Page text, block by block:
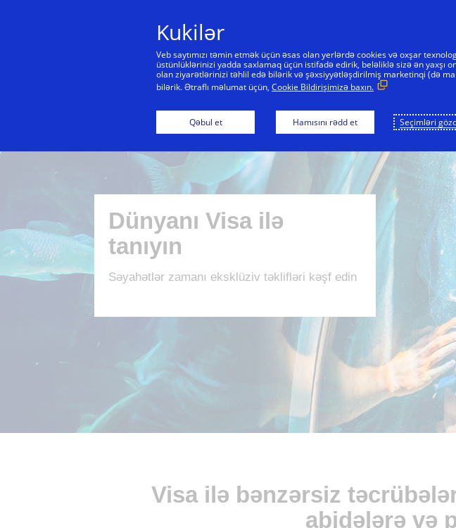
FƏRDLƏR
Dünyanı Visa ilə
tanıyın
Səyahətlər zamanı eksklüziv təklifləri kəşf edin
Visa ilə bənzərsiz
abidələrə və
Kukilər
Veb saytımızı təmin etmək üçün əsas olan yerlərdə cookies və oxşar
üstünlüklərinizi yadda saxlamaq üçün istifadə edirik, beləliklə sizə ən yaxşı
olan ziyarətlərinizi təhlil edə bilərik və şəxsiyyətləşdirilmiş marketinqi (də
bilərik. Ətraflı məlumat üçün, Cookie Bildirişimizə baxın.
Qəbul et Hamısını rədd et Seçimləri